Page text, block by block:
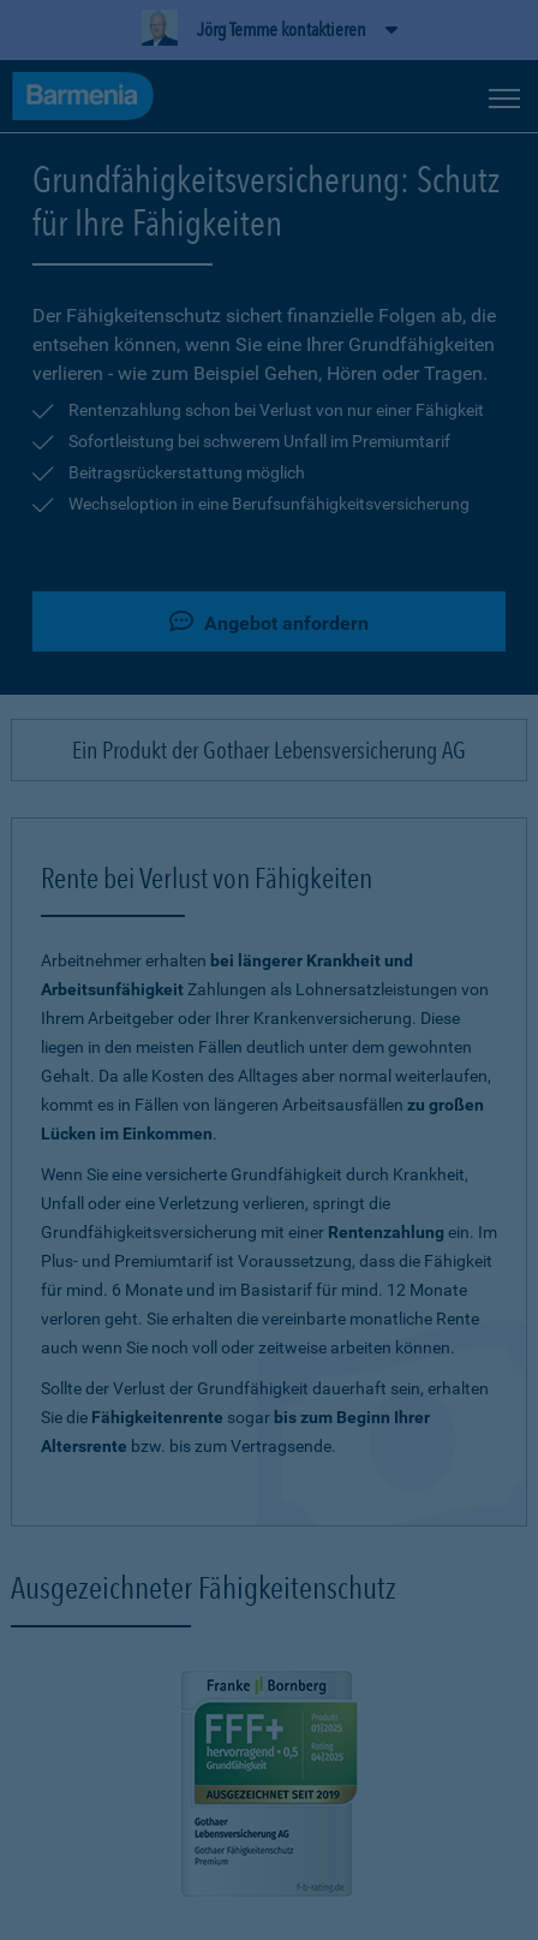
Jörg Temme kontaktieren
Grundfähigkeitsversicherung: Schutz
für Ihre Fähigkeiten
Der Fähigkeitenschutz sichert finanzielle Folgen ab, die
entsehen können, wenn Sie eine Ihrer Grundfähigkeiten
verlieren - wie zum Beispiel Gehen, Hören oder Tragen.
Rentenzahlung schon bei Verlust von nur einer Fähigkeit
Sofortleistung bei schwerem Unfall im Premiumtarif
Beitragsrückerstattung möglich
Wechseloption in eine Berufsunfähigkeitsversicherung
Angebot anfordern
Ein Produkt der Gothaer Lebensversicherung AG
Rente bei Verlust von Fähigkeiten
Arbeitnehmer erhalten bei längerer Krankheit und
ArbeitsunfähigkeitZahlungen als Lohnersatzleistungen von
Ihrem Arbeitgeber oder Ihrer Krankenversicherung. Diese
liegen in den meisten Fällen deutlich unter dem gewohnten
Gehalt. Da alle Kosten des Alltages aber normal weiterlaufen,
kommt es in Fällen von längeren Arbeitsausfällen zu großen
Lücken im Einkommen.
Wenn Sie eine versicherte Grundfähigkeit durch Krankheit,
Unfall oder eine Verletzung verlieren, springt die
Grundfähigkeitsversicherung mit einer Rentenzahlung ein. Im
Plus- und Premiumtarif ist Voraussetzung, dass die Fähigkeit
für mind. 6 Monate und im Basistarif für mind. 12 Monate
verloren geht. Sie erhalten die vereinbarte monatliche Rente
auch wenn Sie noch voll oder zeitweise arbeiten können.
Sollte der Verlust der Grundfähigkeit dauerhaft sein, erhalten
Sie die Fähigkeitenrente sogar bis zum Beginn Ihrer
Altersrente bzw. bis zum Vertragsende.
Ausgezeichneter Fähigkeitenschutz